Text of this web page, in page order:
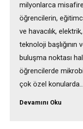
milyonlarca
öğrencilerin,
ve havacılık,
teknoloji başlığının
buluşma noktası
öğrencilerde
çok özel konularda…
Devamını Oku